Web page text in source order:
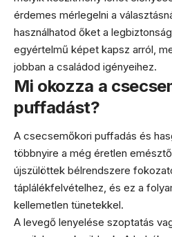
érdemes mérlegelni a
használhatod őket a
egyértelmű képet kapsz arról,
jobban a családod igényeihez.
Mi okozza a
puffadást?
A csecsemőkori puffadás és
többnyire a még éretlen
újszülöttek bélrendszere
táplálékfelvételhez, és ez a
kellemetlen tünetekkel.
A levegő lenyelése szoptatás